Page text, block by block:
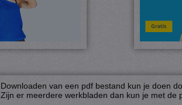
Downloaden van een pdf bestand kun je doen
Zijn er meerdere werkbladen dan kun je met de